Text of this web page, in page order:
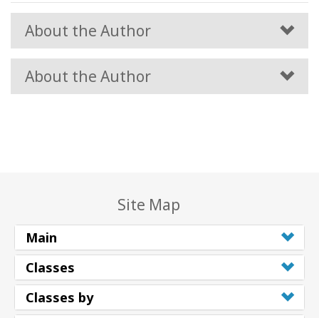
About the Author
About the Author
Site Map
Main
Classes
Classes by